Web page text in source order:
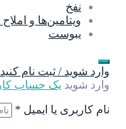
نفخ
ویتامین‌ها و
یبوست
وارد شوید / ثبت نام کنید
وارد شوید یک حساب
نام کاربری یا ایمیل *